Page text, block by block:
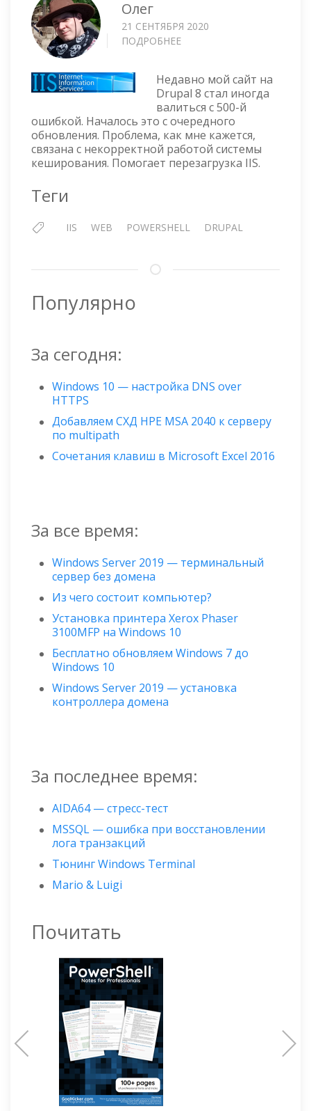
Олег
21 СЕНТЯБРЯ 2020
ПОДРОБНЕЕ
ПРИ
500-
Й
ОШИБКЕ
Недавно мой сайт на
Drupal 8 стал иногда
валиться с 500-й
ошибкой. Началось это с очередного
обновления. Проблема, как мне кажется,
связана с некорректной работой системы
кеширования. Помогает перезагрузка IIS.
Теги
IIS WEB POWERSHELL DRUPAL
Популярно
За сегодня:
Windows 10 — настройка DNS over
HTTPS
Добавляем СХД HPE MSA 2040 к серверу
по multipath
Сочетания клавиш в Microsoft Excel 2016
За все время:
Windows Server 2019 — терминальный
сервер без домена
Из чего состоит компьютер?
Установка принтера Xerox Phaser
3100MFP на Windows 10
Бесплатно обновляем Windows 7 до
Windows 10
Windows Server 2019 — установка
контроллера домена
За последнее время:
AIDA64 — стресс-тест
MSSQL — ошибка при восстановлении
лога транзакций
Тюнинг Windows Terminal
Mario & Luigi
Почитать